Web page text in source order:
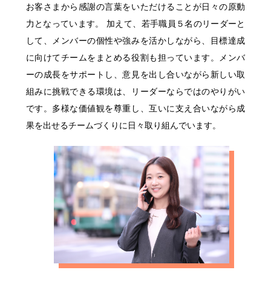
明治安田ブランドサイト
明治安田Ｊリーグ
明治安田公式ホームページ
女子プロゴルフ協賛
明治安田公式ホームページ
サステイナビリティ・企業情報
明治安田公式ホームページ
お客さまから感謝の言葉をいただけることが日々の原動
力となっています。 加えて、若手職員５名のリーダーと
して、メンバーの個性や強みを活かしながら、目標達成
に向けてチームをまとめる役割も担っています。メンバ
ーの成長をサポートし、意見を出し合いながら新しい取
組みに挑戦できる環境は、リーダーならではのやりがい
です。多様な価値観を尊重し、互いに支え合いながら成
果を出せるチームづくりに日々取り組んでいます。